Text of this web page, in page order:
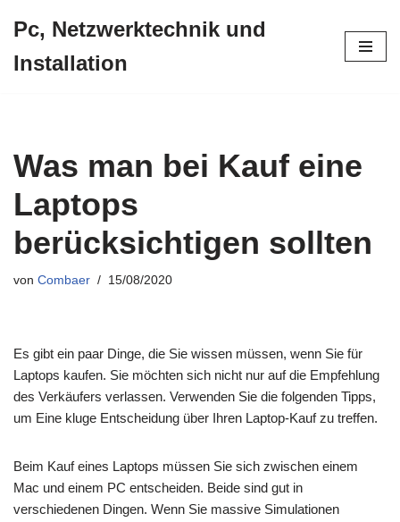
Inhalt
Pc, Netzwerktechnik und
Installation
Was man bei Kauf eine
Laptops
berücksichtigen sollten
von Combaer 15/08/2020
Es gibt ein paar Dinge, die Sie wissen müssen, wenn Sie für
Laptops kaufen. Sie möchten sich nicht nur auf die Empfehlung
des Verkäufers verlassen. Verwenden Sie die folgenden Tipps,
um Eine kluge Entscheidung über Ihren Laptop-Kauf zu treffen.
Beim Kauf eines Laptops müssen Sie sich zwischen einem
Mac und einem PC entscheiden. Beide sind gut in
verschiedenen Dingen. Wenn Sie massive Simulationen